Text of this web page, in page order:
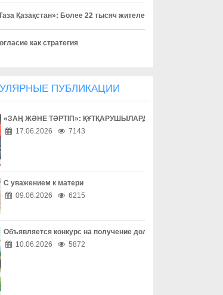
Қазақстан»: Более 22 тысяч жителей Алматинской
как стратегия
начинается с ответственности
насилие - не семейное дело
в здоровье
с наркоманией выходит на новый уровень
зависимость разрушает здоровье
обязан соблюдать законодательство
обгон – риск для каждого
ПУБЛИКАЦИИ
«ЗАҢ ЖӘНЕ ТӘРТІП»: ҚҰТҚАРУШЫЛАРДЫҢ ЕҢБЕГІМЕН
17.06.2026
7143
С уважением к матери
09.06.2026
6215
Объявляется конкурс на получение долгосрочного гранта
10.06.2026
5872